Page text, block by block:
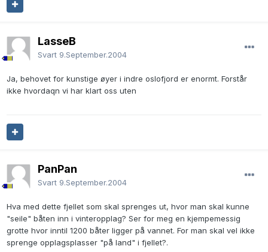
LasseB
Svart 9.September.2004
Ja, behovet for kunstige øyer i indre oslofjord er enormt. Forstår
ikke hvordaqn vi har klart oss uten
PanPan
Svart 9.September.2004
Hva med dette fjellet som skal sprenges ut, hvor man skal kunne
"seile" båten inn i vinteropplag? Ser for meg en kjempemessig
grotte hvor inntil 1200 båter ligger på vannet. For man skal vel ikke
sprenge opplagsplasser "på land" i fjellet?.